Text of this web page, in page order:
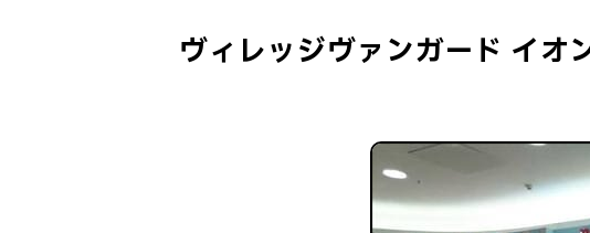
ヴィレッジヴァンガード イオ